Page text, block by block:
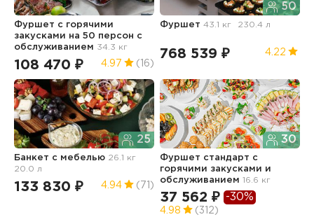
Фуршет с горячими
закусками на 50 персон с
обслуживанием 34.3 кг
108 470 ₽ 4.97 (16)
50
Фуршет43.1 кг 230.4 л
768 539 ₽ 4.22
25
Банкет с мебелью 26.1 кг
20.0 л
133 830 ₽ 4.94 (71)
30
Фуршет стандарт с
горячими закусками и
обслуживанием16.6 кг
37 562 ₽ -30%
4.98 (312)